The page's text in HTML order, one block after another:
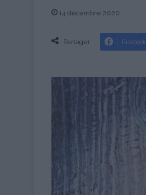
14 décembre 2020
Partager Facebook